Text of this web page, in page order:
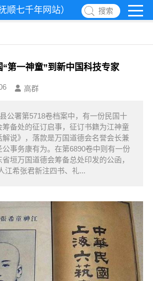
顺七千年网站） 搜索
第一神童”到新中国科技专家
高群
公署第5718卷档案中，有一份民国十
筹备处的征订启事，征订书籍为江神童
说》，落款是万国道德会名誉会长兼
事务康有为。在第6890卷中则有一份
垣万国道德会筹备总处印发的公函，
江希张君新注四书、礼...